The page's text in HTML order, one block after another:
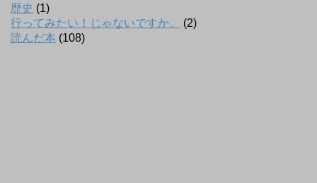
歴史 (1)
行ってみたい！じゃないですか。
(2)
読んだ本 (108)